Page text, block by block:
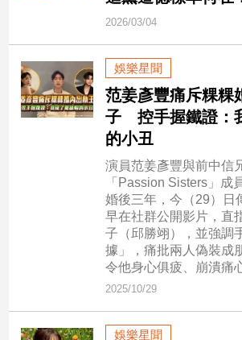
區
2026/03/04
娛樂星聞
范姜彥豐痛斥粿粿
子 控手握鐵證：
的小丑
演員范姜彥豐與前中信
「Passion Sisters」成
婚後三年，今（29）日
早在社群公開影片，直
子（邱勝翊），並強調
據」，痛批兩人偽裝成
令他身心俱疲、崩潰痛
2025/10/29
娛樂星聞